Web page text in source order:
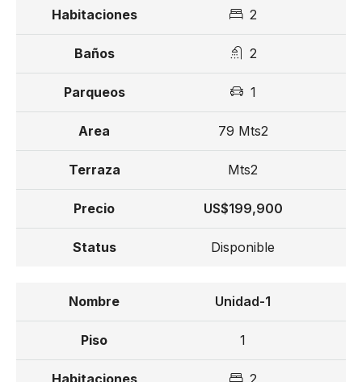
2
2
1
79 Mts2
Mts2
US$199,900
Disponible
Unidad-1
1